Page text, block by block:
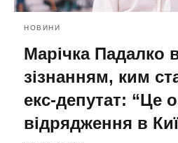
НОВИНИ
Марічка Падалко
зізнанням, ким
екс-депутат: “Це
відрядження в